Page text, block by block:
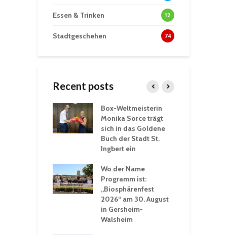
Essen & Trinken 12
Stadtgeschehen 74
Recent posts
Box-Weltmeisterin
Monika Sorce trägt
sich in das Goldene
Buch der Stadt St.
Ingbert ein
Wo der Name
Programm ist:
„Biosphärenfest
2026“ am 30. August
in Gersheim-
Walsheim